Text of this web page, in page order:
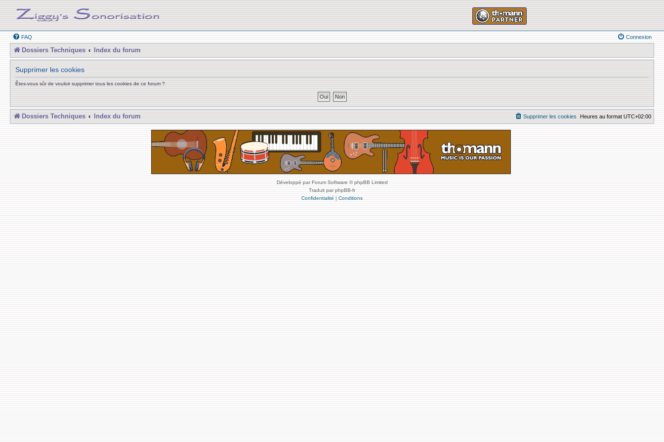
FAQ Connexion
Dossiers Techniques Index du forum
Supprimer les cookies
Êtes-vous sûr de vouloir supprimer tous les cookies de ce forum ?
Dossiers Techniques Index du forum Heures au format UTC+02:00
Supprimer les cookies
Développé par Forum Software © phpBB Limited
Traduit par phpBB-fr
Confidentialité | Conditions